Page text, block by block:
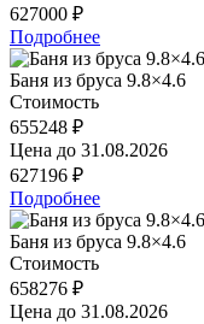
627000 ₽
Подробнее
Баня из бруса 9.8×4.6
Стоимость
655248 ₽
Цена до 31.08.2026
627196 ₽
Подробнее
Баня из бруса 9.8×4.6
Стоимость
658276 ₽
Цена до 31.08.2026